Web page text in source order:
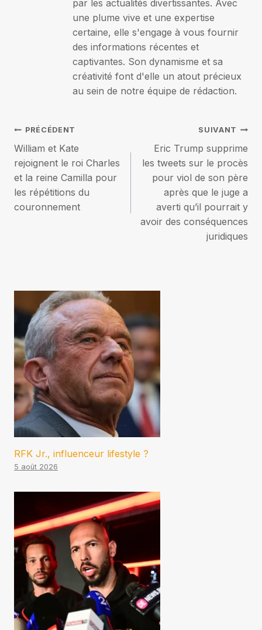
par les actualités divertissantes. Avec
une plume vive et une expertise
certaine, elle s'engage à vous fournir
des informations récentes et
captivantes. Son dynamisme et sa
créativité font d'elle un atout précieux
au sein de notre équipe de rédaction.
Navigation
de
l’article
PRÉCÉDENT
William et Kate
rejoignent le roi Charles
et la reine Camilla pour
les répétitions du
couronnement
SUIVANT
Eric Trump supprime
les tweets sur le procès
pour viol de son père
après que le juge a
averti qu’il pourrait y
avoir des conséquences
juridiques
RFK Jr., influenceur lifestyle ?
5 août 2026